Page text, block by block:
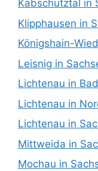
Käbschütztal in
Klipphausen in
Königshain-
Leisnig in
Lichtenau in
Lichtenau in
Lichtenau in
Mittweida in
Mochau in